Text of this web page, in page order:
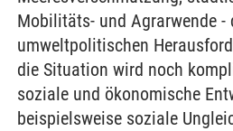
Mobilitäts- und Agrarwende -
umweltpolitischen
die Situation wird noch
soziale und ökonomische
beispielsweise soziale